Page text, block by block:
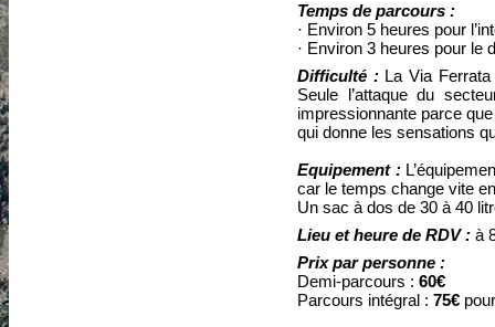
Temps de parcours :
· Environ 5 heures pour
· Environ 3 heures pour le
Difficulté : La Via
Seule l’attaque du
impressionnante parce
qui donne les sensations
Equipement :
car le temps change vite
Un sac à dos de 30 à 40
Lieu et heure de RDV : à
Prix par personne :
Demi-parcours : 60€
Parcours intégral : 75€